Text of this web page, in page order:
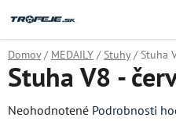
na
obsah
Domov / MEDAILY / Stuhy / Stuha
Stuha V8 -
Priemerné
Neohodnotené Podrobnosti